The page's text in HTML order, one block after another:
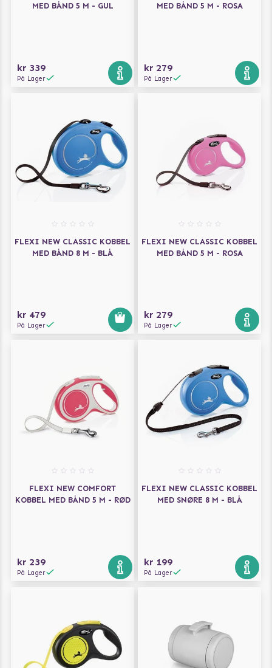
MED BÅND 5 M - GUL
kr 339
På Lager
MED BÅND 5 M - ROSA
kr 279
På Lager
FLEXI NEW CLASSIC KOBBEL
MED BÅND 8 M - BLÅ
kr 479
På Lager
FLEXI NEW CLASSIC KOBBEL
MED BÅND 5 M - ROSA
kr 279
På Lager
FLEXI NEW COMFORT
KOBBEL MED BÅND 5 M - RØD
kr 239
På Lager
FLEXI NEW CLASSIC KOBBEL
MED SNØRE 8 M - BLÅ
kr 199
På Lager